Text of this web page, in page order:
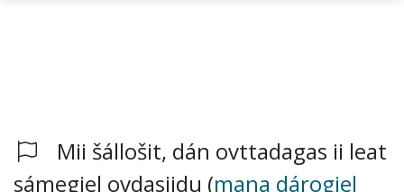
Gå til hovedinnhold
Mii šállošit, dán ovttadagas ii leat
sámegiel ovdasiidu (mana dárogiel